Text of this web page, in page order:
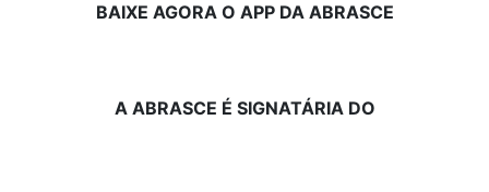
BAIXE AGORA O APP DA ABRASCE
A ABRASCE É SIGNATÁRIA DO